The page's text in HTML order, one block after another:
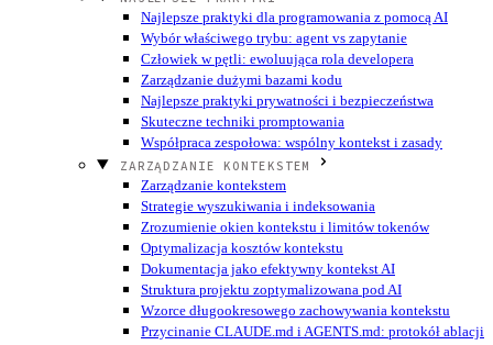
Najlepsze praktyki dla programowania z pomocą AI
Wybór właściwego trybu: agent vs zapytanie
Człowiek w pętli: ewoluująca rola developera
Zarządzanie dużymi bazami kodu
Najlepsze praktyki prywatności i bezpieczeństwa
Skuteczne techniki promptowania
Współpraca zespołowa: wspólny kontekst i zasady
ZARZĄDZANIE KONTEKSTEM
Zarządzanie kontekstem
Strategie wyszukiwania i indeksowania
Zrozumienie okien kontekstu i limitów tokenów
Optymalizacja kosztów kontekstu
Dokumentacja jako efektywny kontekst AI
Struktura projektu zoptymalizowana pod AI
Wzorce długookresowego zachowywania kontekstu
Przycinanie CLAUDE.md i AGENTS.md: protokół ablacji